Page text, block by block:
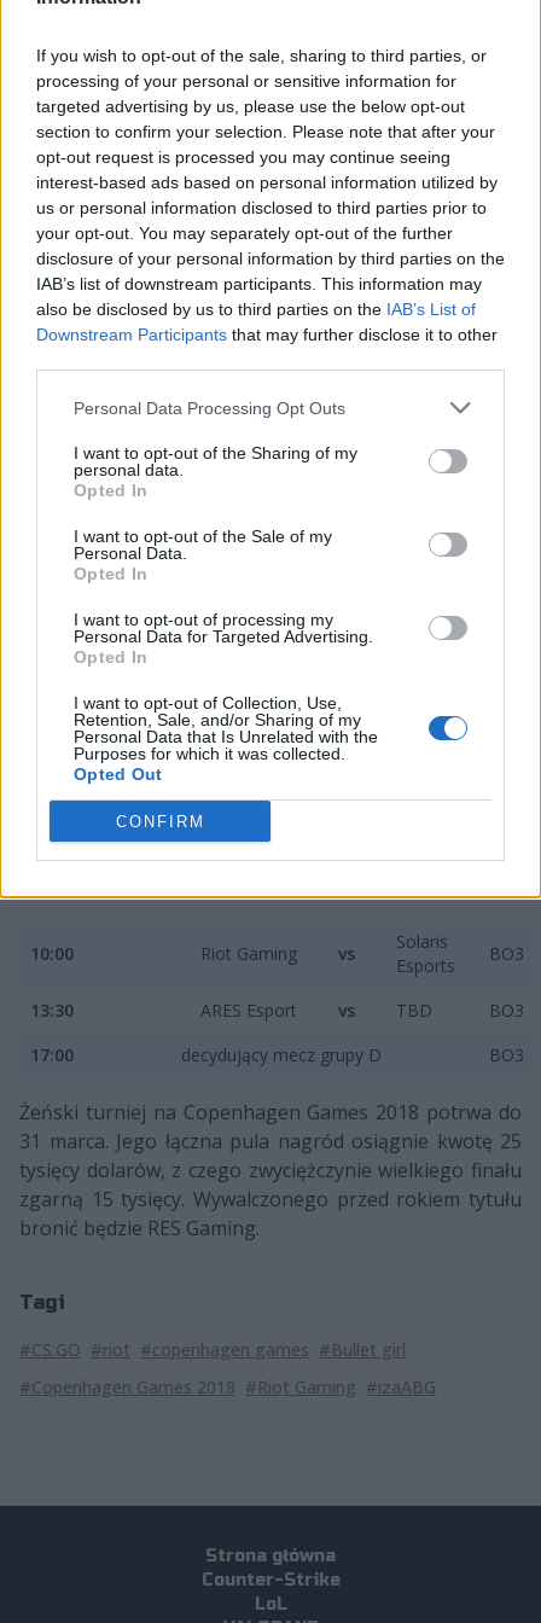
If you wish to opt-out of the sale, sharing to third parties, or
processing of your personal or sensitive information for
targeted advertising by us, please use the below opt-out
section to confirm your selection. Please note that after your
opt-out request is processed you may continue seeing
interest-based ads based on personal information utilized by
us or personal information disclosed to third parties prior to
your opt-out. You may separately opt-out of the further
disclosure of your personal information by third parties on the
IAB’s list of downstream participants. This information may
also be disclosed by us to third parties on the IAB’s List of
Downstream Participants that may further disclose it to other
Personal Data Processing Opt Outs
I want to opt-out of the Sharing of my
personal data.
Opted In
I want to opt-out of the Sale of my
Personal Data.
Opted In
I want to opt-out of processing my
Personal Data for Targeted Advertising.
Opted In
I want to opt-out of Collection, Use,
Retention, Sale, and/or Sharing of my
Personal Data that Is Unrelated with the
Purposes for which it was collected.
Opted Out
CONFIRM
już o godzinie 10:00. Rywalem drużyny Kamili „firingirl”
Kopij będzie Solaris Esports, przy którym warto na
chwilę się zatrzymać. Wszystko dlatego, że barwy
holenderskiej organizacji reprezentuje Izabela
„izaABG” Bodziony. Oznacza to ni mniej ni więcej, że już
po pierwszej serii spotkań sytuacja którejś z rodzimych
zawodniczek może się znacznie skomplikować.
Z kolei na pierwszy mecz Julii „bullet girl” Kurzyńskiej
przyjdzie nam trochę poczekać. Jej Squared Prospects,
które niedawno zajęło drugie miejsce na Intel
awansować do fazy play-off. Pierwszym rywalem
zespołu 23-latki będzie wygrany ze starcia
pomiędzy FreshFox eSports i WASDWASDwtfcantmove.
następująco:
Grupa C
WASDWASDwtfcantmove vs
FreshFox
eSports
Squared Prospects
decydujący mecz grupy C
10:00 Riot Gaming vs
Solaris
Esports
BO3
13:30 ARES Esport vs TBD
BO3
17:00
decydujący mecz grupy D BO3
Żeński turniej na Copenhagen Games 2018 potrwa do
31 marca. Jego łączna pula nagród osiągnie kwotę 25
tysięcy dolarów, z czego zwyciężczynie wielkiego finału
zgarną 15 tysięcy. Wywalczonego przed rokiem tytułu
bronić będzie RES Gaming.
Tagi
#CS:GO #riot #copenhagen games #Bullet girl
#Copenhagen Games 2018 #Riot Gaming #izaABG
Strona główna
Counter-Strike
LoL